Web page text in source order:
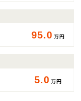
95.0 万円
5.0 万円